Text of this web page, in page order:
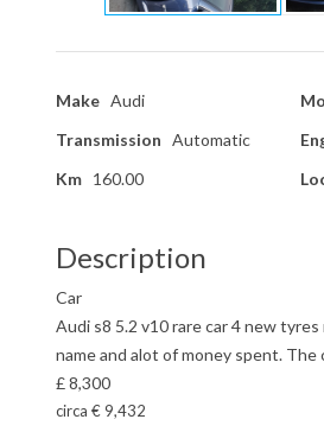
Make Audi
Transmission Automatic
Km 160.00
Description
Car
Audi s8 5.2 v10 rare car 4 new
name and alot of money spent. The
£ 8,300
circa € 9,432